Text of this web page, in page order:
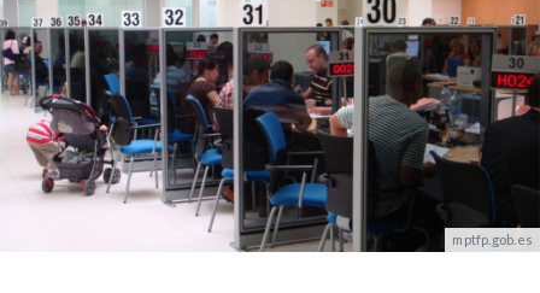
mptfp.gob.es